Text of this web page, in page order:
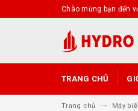
Chào mừng bạn đến
TRANG CHỦ
Trang chủ Máy